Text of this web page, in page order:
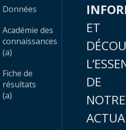
Données
Académie des
connaissances
(a)
Fiche de
résultats
(a)
ET
DE
NOTRE